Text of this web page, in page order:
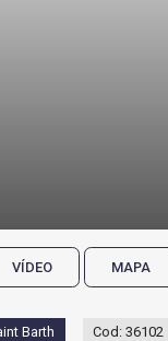
VÍDEO MAPA
Barth Cod: 36102